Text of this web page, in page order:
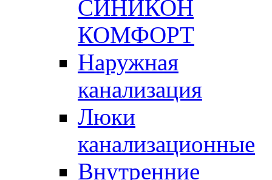
СИНИКОН
КОМФОРТ
Наружная
канализация
Люки
канализационные
Внутренние